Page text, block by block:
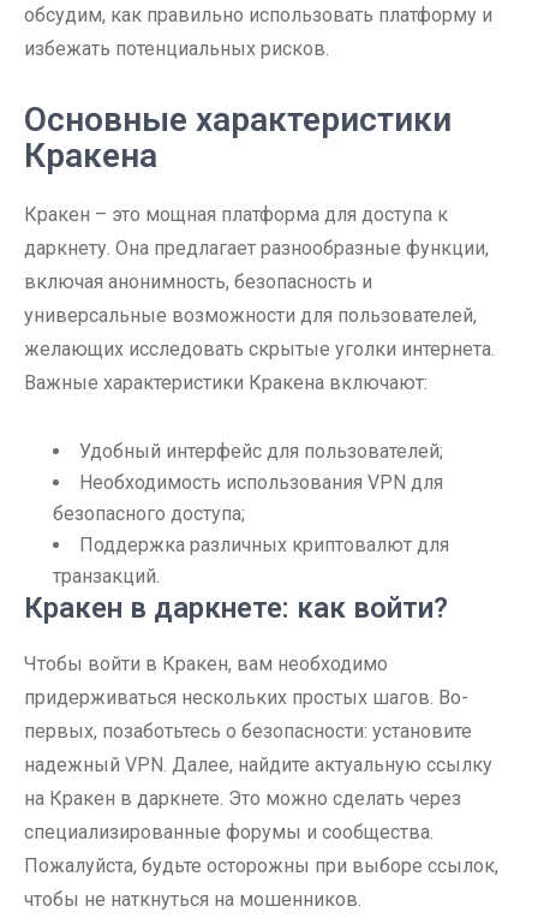
обсудим, как правильно использовать платформу и
избежать потенциальных рисков.
Основные характеристики
Кракена
Кракен – это мощная платформа для доступа к
даркнету. Она предлагает разнообразные функции,
включая анонимность, безопасность и
универсальные возможности для пользователей,
желающих исследовать скрытые уголки интернета.
Важные характеристики Кракена включают:
Удобный интерфейс для пользователей;
Необходимость использования VPN для
безопасного доступа;
Поддержка различных криптовалют для
транзакций.
Кракен в даркнете: как войти?
Чтобы войти в Кракен, вам необходимо
придерживаться нескольких простых шагов. Во-
первых, позаботьтесь о безопасности: установите
надежный VPN. Далее, найдите актуальную ссылку
на Кракен в даркнете. Это можно сделать через
специализированные форумы и сообщества.
Пожалуйста, будьте осторожны при выборе ссылок,
чтобы не наткнуться на мошенников.